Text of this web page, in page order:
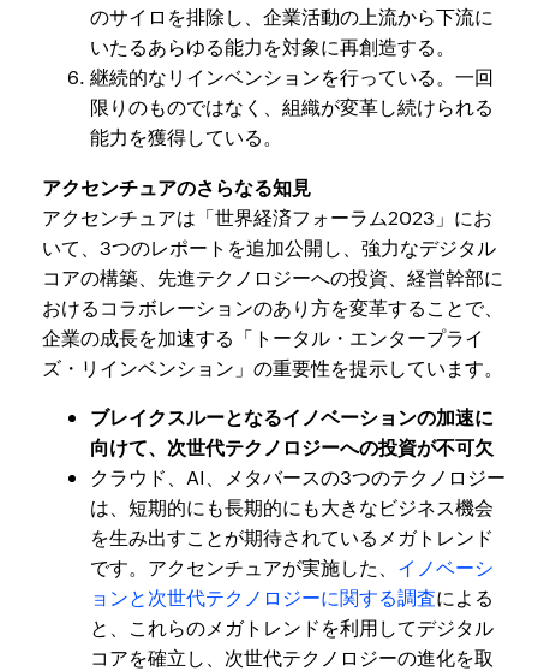
のサイロを排除し、企業活動の上流から下流に
いたるあらゆる能力を対象に再創造する。
継続的なリインベンションを行っている。一回
限りのものではなく、組織が変革し続けられる
能力を獲得している。
アクセンチュアのさらなる知見
アクセンチュアは「世界経済フォーラム2023」にお
いて、3つのレポートを追加公開し、強力なデジタル
コアの構築、先進テクノロジーへの投資、経営幹部に
おけるコラボレーションのあり方を変革することで、
企業の成長を加速する「トータル・エンタープライ
ズ・リインベンション」の重要性を提示しています。
ブレイクスルーとなるイノベーションの加速に
向けて、次世代テクノロジーへの投資が不可欠
クラウド、AI、メタバースの3つのテクノロジー
は、短期的にも長期的にも大きなビジネス機会
を生み出すことが期待されているメガトレンド
です。アクセンチュアが実施した、 イノベーシ
ョンと次世代テクノロジーに関する調査による
と、これらのメガトレンドを利用してデジタル
コアを確立し、次世代テクノロジーの進化を取